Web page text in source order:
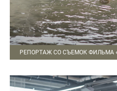
РЕПОРТАЖ СО СЪЕМОК ФИЛЬМА